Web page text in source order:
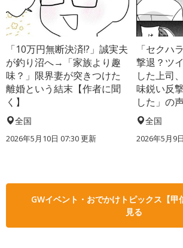
「10万円無断決済!?」誠実夫
が釣り沼へ→「家族より趣
味？」限界妻が突きつけた
離婚という結末【作者に聞
く】
全国
2026年5月10日 07:30 更新
「セクハ
撃退？ツ
した上司
味鋭い反
した」の
全国
2026年5月9
GWイベント・おでかけトピックス【甲
見る